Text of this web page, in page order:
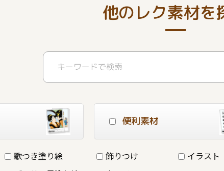
他のレク素材を
歌つき塗り絵
便利素材
飾りつけ
イラスト